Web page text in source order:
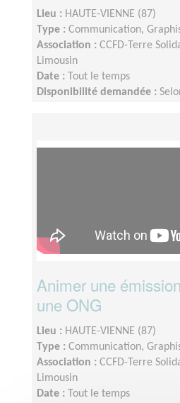
Lieu : HAUTE-VIENNE (87)
Type : Communication,
Association : CCFD-Terre
Limousin
Date :
Tout le temps
Disponibilité demandée :
Animer une
une ONG
Lieu : HAUTE-VIENNE (87)
Type : Communication,
Association : CCFD-Terre
Limousin
Date :
Tout le temps